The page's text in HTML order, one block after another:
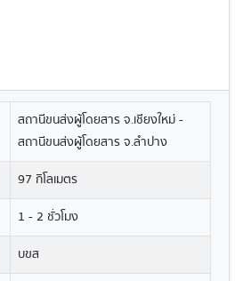
สถานีขนส่งผู้โดยสาร จ.เชียงใหม่ -
สถานีขนส่งผู้โดยสาร จ.ลำปาง
97 กิโลเมตร
1 - 2 ชั่วโมง
บขส